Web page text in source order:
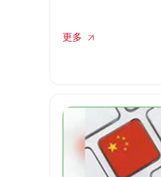
更多